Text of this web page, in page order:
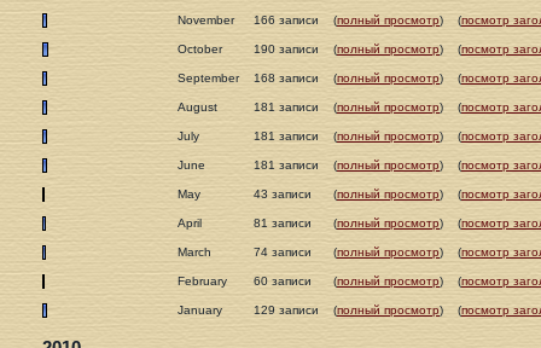
November 166 записи (полный просмотр) (посмотр
October 190 записи (полный просмотр) (посмотр
September 168 записи (полный просмотр) (посмотр
August 181 записи (полный просмотр) (посмотр
July 181 записи (полный просмотр) (посмотр
June 181 записи (полный просмотр) (посмотр
May 43 записи (полный просмотр) (посмотр
April 81 записи (полный просмотр) (посмотр
March 74 записи (полный просмотр) (посмотр
February 60 записи (полный просмотр) (посмотр
January 129 записи (полный просмотр) (посмотр